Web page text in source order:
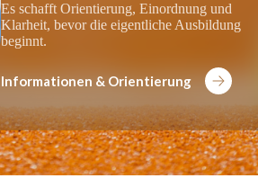
Es schafft Orientierung, Einordnung und
Klarheit, bevor die eigentliche Ausbildung
beginnt.
Informationen & Orientierung